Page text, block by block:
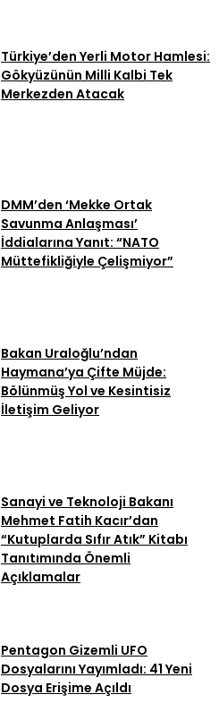
Türkiye’den Yerli Motor Hamlesi:
Gökyüzünün Milli Kalbi Tek
Merkezden Atacak
DMM’den ‘Mekke Ortak
Savunma Anlaşması’
İddialarına Yanıt: “NATO
Müttefikliğiyle Çelişmiyor”
Bakan Uraloğlu’ndan
Haymana’ya Çifte Müjde:
Bölünmüş Yol ve Kesintisiz
İletişim Geliyor
Sanayi ve Teknoloji Bakanı
Mehmet Fatih Kacır’dan
“Kutuplarda Sıfır Atık” Kitabı
Tanıtımında Önemli
Açıklamalar
Pentagon Gizemli UFO
Dosyalarını Yayımladı: 41 Yeni
Dosya Erişime Açıldı